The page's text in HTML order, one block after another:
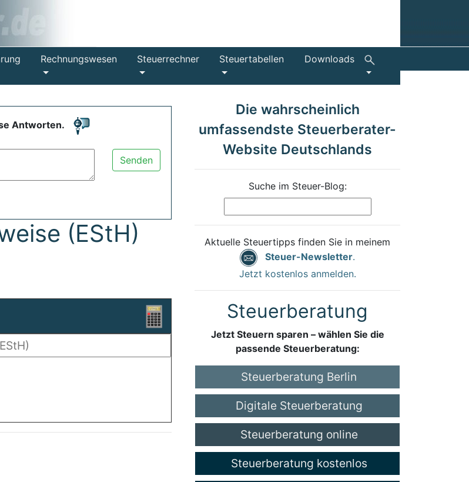
Rechnungswesen Steuerrechner Steuertabellen Downloads
Antworten.
Senden
(EStH)
Die wahrscheinlich
umfassendste Steuerberater-
Website Deutschlands
Suche im Steuer-Blog:
Aktuelle Steuertipps finden Sie in meinem
Steuer-Newsletter.
Jetzt kostenlos anmelden.
Steuerberatung
Jetzt Steuern sparen – wählen Sie die
passende Steuerberatung:
Steuerberatung Berlin
Digitale Steuerberatung
Steuerberatung online
Steuerberatung kostenlos